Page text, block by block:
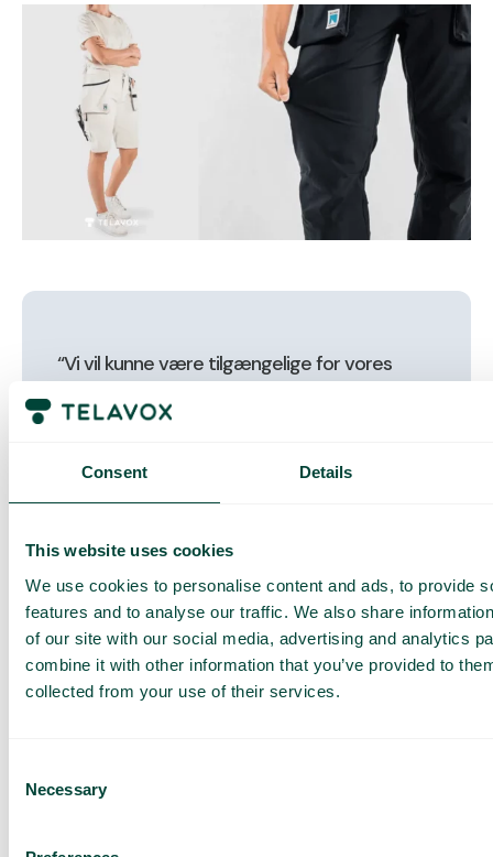
Consent Details
This website uses cookies
We use cookies to personalise content and ads, to provide
features and to analyse our traffic. We also share
of our site with our social media, advertising and analytics
combine it with other information that you’ve provided to
collected from your use of their services.
Selection
Necessary
“Vi vil kunne være tilgængelige for vores
Medstifter og salgschef hos Nordhaus
Resultatet
Telavox hjælper Nordhaus med at møde kunderne
“Indtil videre har vi ingen showrooms, og vi ønsker